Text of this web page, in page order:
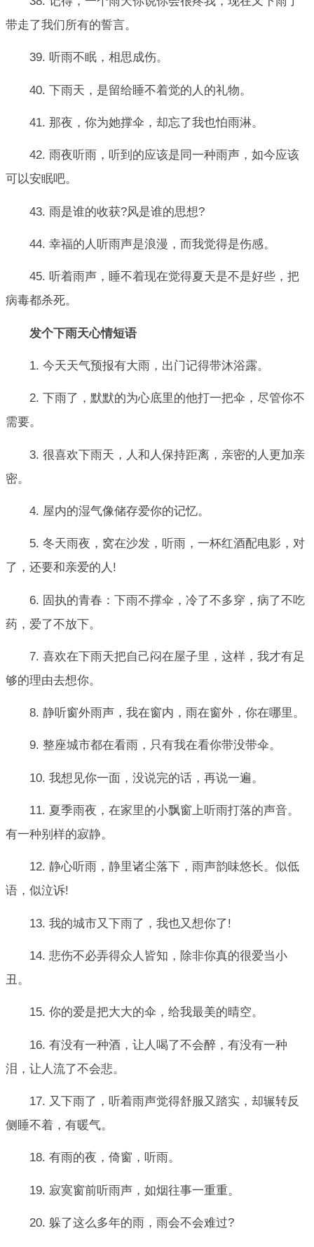
带走了我们所有的誓言。
39. 听雨不眠，相思成伤。
40. 下雨天，是留给睡不着觉的人的礼物。
41. 那夜，你为她撑伞，却忘了我也怕雨淋。
42. 雨夜听雨，听到的应该是同一种雨声，如今应该
可以安眠吧。
43. 雨是谁的收获?风是谁的思想?
44. 幸福的人听雨声是浪漫，而我觉得是伤感。
45. 听着雨声，睡不着现在觉得夏天是不是好些，把
病毒都杀死。
发个下雨天心情短语
1. 今天天气预报有大雨，出门记得带沐浴露。
2. 下雨了，默默的为心底里的他打一把伞，尽管你不
需要。
3. 很喜欢下雨天，人和人保持距离，亲密的人更加亲
密。
4. 屋内的湿气像储存爱你的记忆。
5. 冬天雨夜，窝在沙发，听雨，一杯红酒配电影，对
了，还要和亲爱的人!
6. 固执的青春：下雨不撑伞，冷了不多穿，病了不吃
药，爱了不放下。
7. 喜欢在下雨天把自己闷在屋子里，这样，我才有足
够的理由去想你。
8. 静听窗外雨声，我在窗内，雨在窗外，你在哪里。
9. 整座城市都在看雨，只有我在看你带没带伞。
10. 我想见你一面，没说完的话，再说一遍。
11. 夏季雨夜，在家里的小飘窗上听雨打落的声音。
有一种别样的寂静。
12. 静心听雨，静里诸尘落下，雨声韵味悠长。似低
语，似泣诉!
13. 我的城市又下雨了，我也又想你了!
14. 悲伤不必弄得众人皆知，除非你真的很爱当小
丑。
15. 你的爱是把大大的伞，给我最美的晴空。
16. 有没有一种酒，让人喝了不会醉，有没有一种
泪，让人流了不会悲。
17. 又下雨了，听着雨声觉得舒服又踏实，却辗转反
侧睡不着，有暖气。
18. 有雨的夜，倚窗，听雨。
19. 寂寞窗前听雨声，如烟往事一重重。
20. 躲了这么多年的雨，雨会不会难过?